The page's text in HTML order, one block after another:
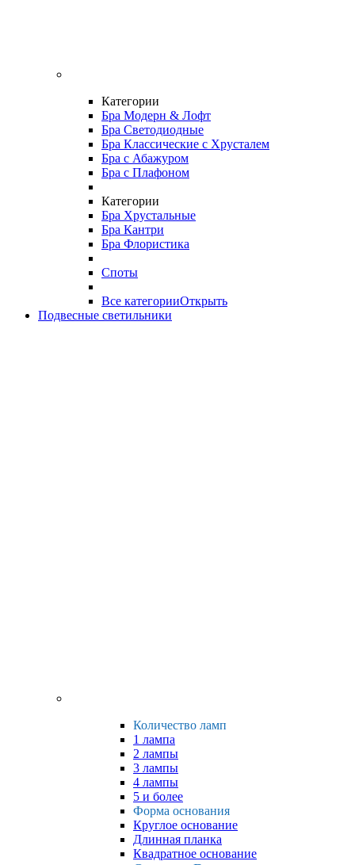
Категории
Бра Модерн & Лофт
Бра Светодиодные
Бра Классические с Хрусталем
Бра с Абажуром
Бра с Плафоном
Категории
Бра Хрустальные
Бра Кантри
Бра Флористика
Споты
Все категорииОткрыть
Подвесные светильники
Количество ламп
1 лампа
2 лампы
3 лампы
4 лампы
5 и более
Форма основания
Круглое основание
Длинная планка
Квадратное основание